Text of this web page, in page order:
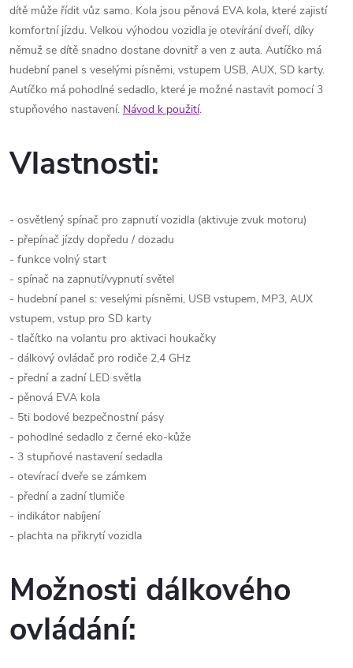
dítě může řídit vůz samo. Kola jsou pěnová EVA kola, které zajistí
komfortní jízdu. Velkou výhodou vozidla je otevírání dveří, díky
němuž se dítě snadno dostane dovnitř a ven z auta. Autíčko má
hudební panel s veselými písněmi, vstupem USB, AUX, SD karty.
Autíčko má pohodlné sedadlo, které je možné nastavit pomocí 3
stupňového nastavení. Návod k použití.
Vlastnosti:
- osvětlený spínač pro zapnutí vozidla (aktivuje zvuk motoru)
- přepínač jízdy dopředu / dozadu
- funkce volný start
- spínač na zapnutí/vypnutí světel
- hudební panel s: veselými písněmi, USB vstupem, MP3, AUX
vstupem, vstup pro SD karty
- tlačítko na volantu pro aktivaci houkačky
- dálkový ovládač pro rodiče 2,4 GHz
- přední a zadní LED světla
- pěnová EVA kola
- 5ti bodové bezpečnostní pásy
- pohodlné sedadlo z černé eko-kůže
- 3 stupňové nastavení sedadla
- otevírací dveře se zámkem
- přední a zadní tlumiče
- indikátor nabíjení
- plachta na přikrytí vozidla
Možnosti dálkového
ovládání: